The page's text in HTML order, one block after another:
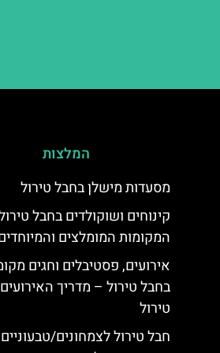
המלצות
מסעדות מישלן בחבל טירול
קינוחים ושוקולדים בחבל
המקומות המומלצים
אירועים, פסטיבלים וחגים
בחבל טירול – מדריך
טירול
חבל טירול לצמחונים/